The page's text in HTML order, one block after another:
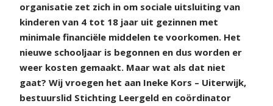
organisatie zet zich in om sociale uitsluiting van
kinderen van 4 tot 18 jaar uit gezinnen met
minimale financiële middelen te voorkomen. Het
nieuwe schooljaar is begonnen en dus worden er
weer kosten gemaakt. Maar wat als dat niet
gaat? Wij vroegen het aan Ineke Kors – Uiterwijk,
bestuurslid Stichting Leergeld en coördinator